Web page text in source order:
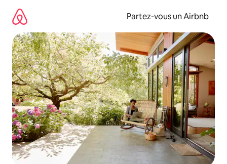
directement
contenu
Partez-vous un Airbnb